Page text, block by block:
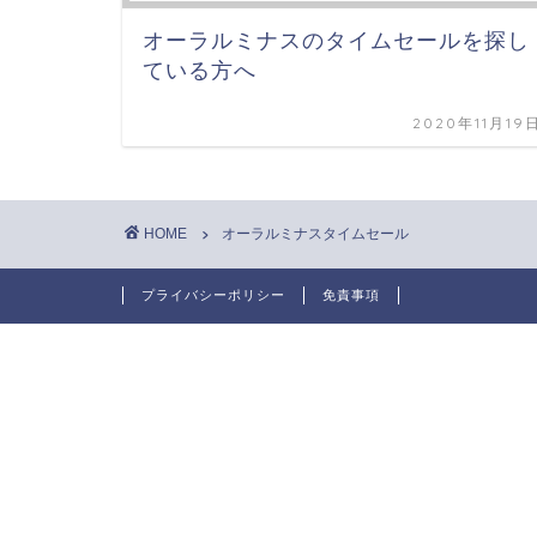
オーラルミナスのタイムセールを探し
ている方へ
2020年11月19
HOME オーラルミナスタイムセール
プライバシーポリシー 免責事項